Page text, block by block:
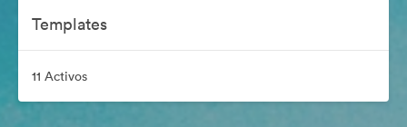
Templates
11 Activos